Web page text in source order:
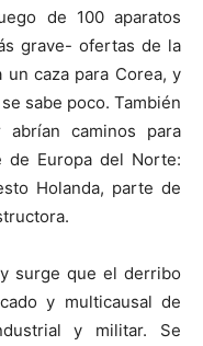
de 100 aparatos
grave- ofertas de la
caza para Corea, y
sabe poco. También
caminos para
de Europa del Norte:
Holanda, parte de
surge que el derribo
y multicausal de
y militar. Se